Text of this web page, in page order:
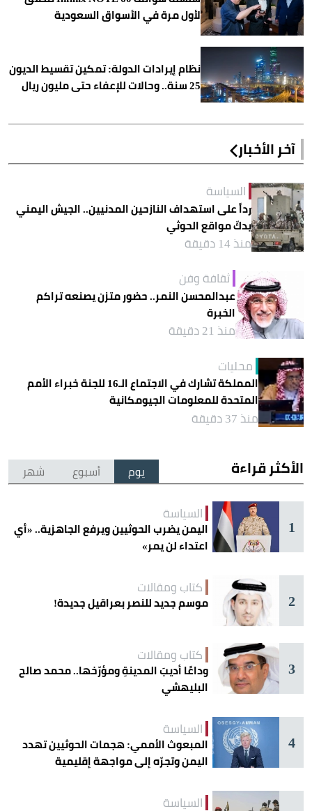
لأول مرة في الأسواق السعودية
نظام إيرادات الدولة: تمكين تقسيط الديون
25 سنة.. وحالات للإعفاء حتى مليون ريال
آخر الأخبار
السياسة
رداً على استهداف النازحين المدنيين.. الجيش اليمني
يدكّ مواقع الحوثي
منذ 14 دقيقة
ثقافة وفن
عبدالمحسن النمر.. حضور متزن يصنعه تراكم
الخبرة
منذ 21 دقيقة
محليات
المملكة تشارك في الاجتماع الـ16 للجنة خبراء الأمم
المتحدة للمعلومات الجيومكانية
منذ 37 دقيقة
الأكثر قراءة يوم أسبوع شهر
1
السياسة
اليمن يضرب الحوثيين ويرفع الجاهزية.. «أي
اعتداء لن يمر»
2
كتاب ومقالات
موسم جديد للنصر بعراقيل جديدة!
3
كتاب ومقالات
وداعًا أديبَ المدينةِ ومؤرّخها.. محمد صالح
البليهشي
4
السياسة
المبعوث الأممي: هجمات الحوثيين تهدد
اليمن وتجرّه إلى مواجهة إقليمية
السياسة